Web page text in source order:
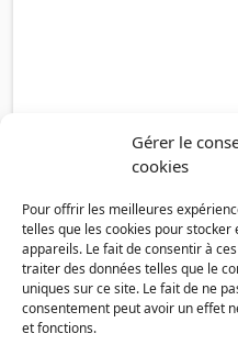
Gérer le
cookies
Pour offrir les meilleures
telles que les cookies pour
appareils. Le fait de consentir à
traiter des données telles que le
uniques sur ce site. Le fait de ne
consentement peut avoir un effet
et fonctions.